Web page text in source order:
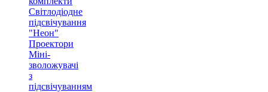
Світлодіодне
підсвічування
"Неон"
Проектори
Міні-
зволожувачі
з
підсвічуванням